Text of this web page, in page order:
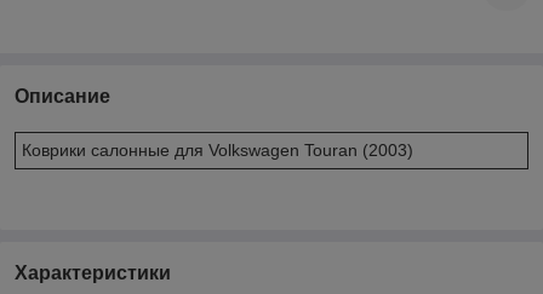
Описание
Коврики салонные для Volkswagen Touran (2003)
Характеристики